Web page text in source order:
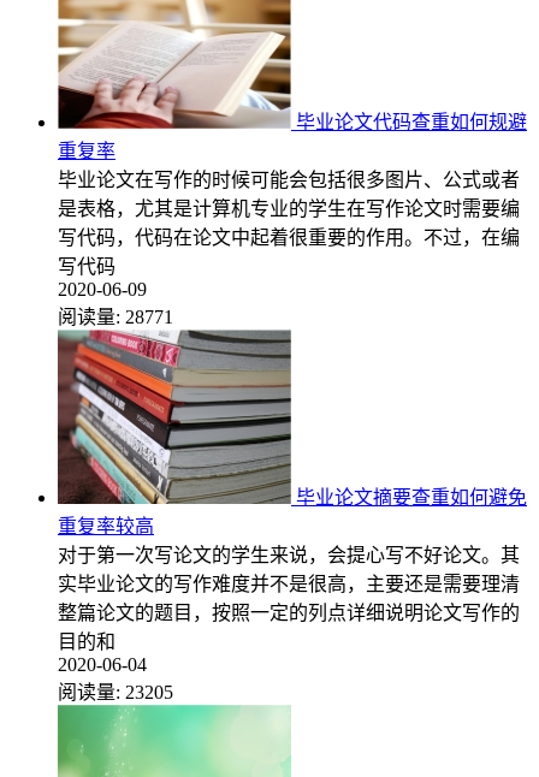
毕业论文代码查重如何规避
重复率
毕业论文在写作的时候可能会包括很多图片、公式或者
是表格，尤其是计算机专业的学生在写作论文时需要编
写代码，代码在论文中起着很重要的作用。不过，在编
写代码
2020-06-09
阅读量: 28771
毕业论文摘要查重如何避免
重复率较高
对于第一次写论文的学生来说，会提心写不好论文。其
实毕业论文的写作难度并不是很高，主要还是需要理清
整篇论文的题目，按照一定的列点详细说明论文写作的
目的和
2020-06-04
阅读量: 23205